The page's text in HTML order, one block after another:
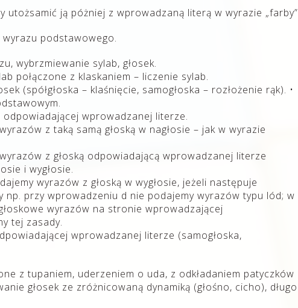
utożsamić ją póżniej z wprowadzaną literą w wyrazie „farby”
wyrazu podstawowego.
wybrzmiewanie sylab, głosek.
połączone z klaskaniem – liczenie sylab.
(spółgłoska – klaśnięcie, samogłoska – rozłożenie rąk). •
odpowiadającej wprowadzanej literze.
z taką samą głoską w nagłosie – jak w wyrazie
z głoską odpowiadającą wprowadzanej literze
i wygłosie.
wyrazów z głoską w wygłosie, jeżeli następuje
np. przy wprowadzeniu d nie podajemy wyrazów typu lód; w
wyrazów na stronie wprowadzającej
tej zasady.
wprowadzanej literze (samogłoska,
z tupaniem, uderzeniem o uda, z odkładaniem patyczków
głosek ze zróżnicowaną dynamiką (głośno, cicho), długo